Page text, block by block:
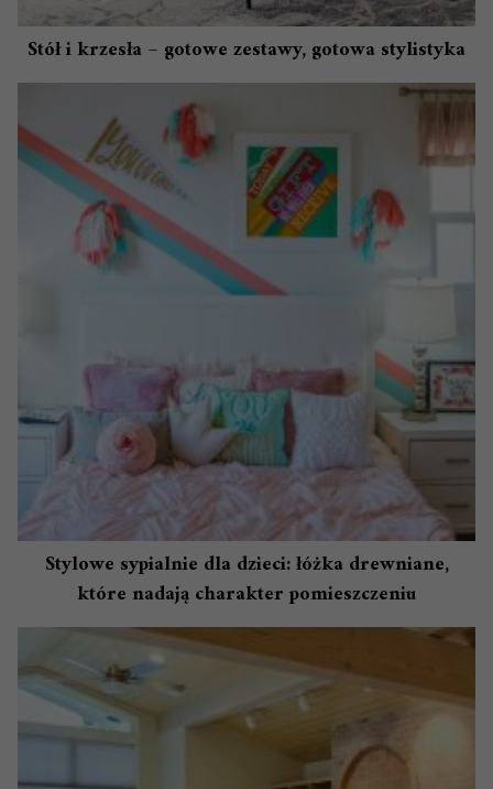
Stół i krzesła – gotowe zestawy, gotowa stylistyka
Stylowe sypialnie dla dzieci: łóżka drewniane,
które nadają charakter pomieszczeniu